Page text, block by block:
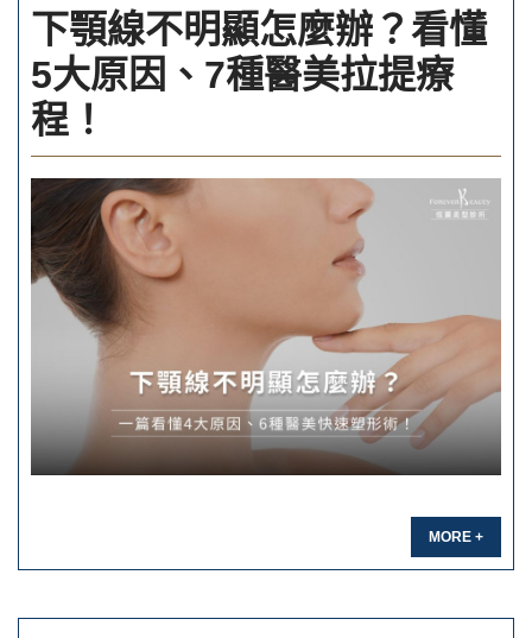
下顎線不明顯怎麼辦？看懂
5大原因、7種醫美拉提療
程！
MORE +